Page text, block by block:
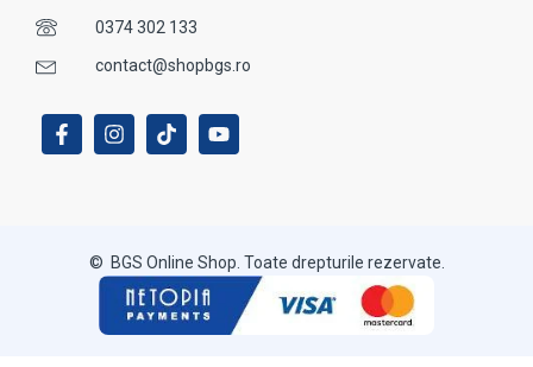
0374 302 133
contact@shopbgs.ro
© BGS Online Shop. Toate drepturile rezervate.